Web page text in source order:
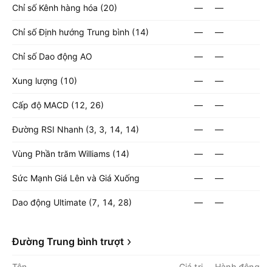
Chỉ số Kênh hàng hóa (20) — —
Chỉ số Định hướng Trung bình (14) — —
Chỉ số Dao động AO — —
Xung lượng (10) — —
Cấp độ MACD (12, 26) — —
Đường RSI Nhanh (3, 3, 14, 14) — —
Vùng Phần trăm Williams (14) — —
Sức Mạnh Giá Lên và Giá Xuống — —
Dao động Ultimate (7, 14, 28) — —
Đường Trung bình trượt